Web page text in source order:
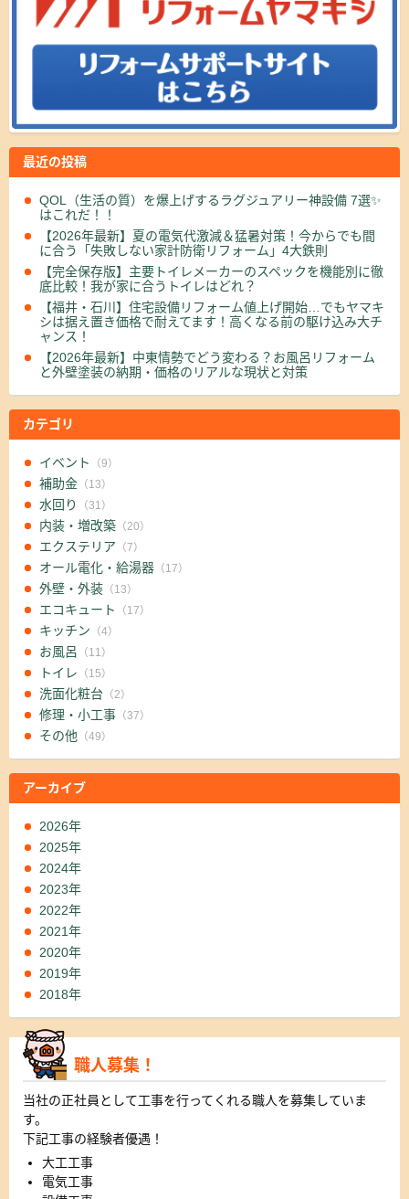
最近の投稿
QOL（生活の質）を爆上げするラグジュアリー神設備 7選✨
はこれだ！！
【2026年最新】夏の電気代激減＆猛暑対策！今からでも間
に合う「失敗しない家計防衛リフォーム」4大鉄則
【完全保存版】主要トイレメーカーのスペックを機能別に徹
底比較！我が家に合うトイレはどれ？
【福井・石川】住宅設備リフォーム値上げ開始…でもヤマキ
シは据え置き価格で耐えてます！高くなる前の駆け込み大チ
ャンス！
【2026年最新】中東情勢でどう変わる？お風呂リフォーム
と外壁塗装の納期・価格のリアルな現状と対策
カテゴリ
イベント （9）
補助金（13）
水回り （31）
内装・増改築（20）
エクステリア （7）
オール電化・給湯器（17）
外壁・外装（13）
エコキュート （17）
キッチン （4）
お風呂 （11）
トイレ （15）
洗面化粧台（2）
修理・小工事（37）
その他 （49）
アーカイブ
2026年
2025年
2024年
2023年
2022年
2021年
2020年
2019年
2018年
職人募集！
当社の正社員として工事を行ってくれる職人を募集していま
す。
下記工事の経験者優遇！
大工工事
電気工事